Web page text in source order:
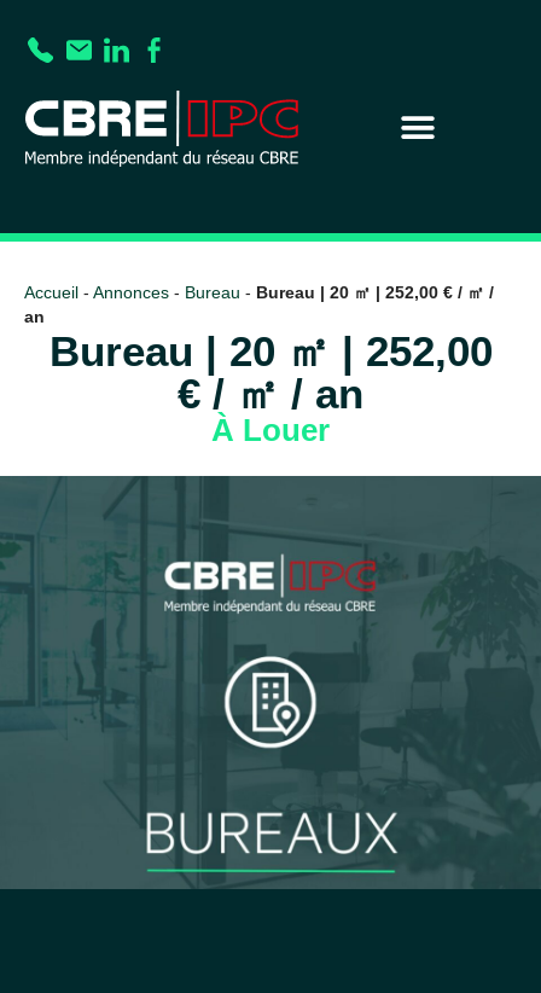
Accueil - Annonces - Bureau - Bureau | 20 ㎡ | 252,00 € / ㎡ /
an
Bureau | 20 ㎡ | 252,00
€ / ㎡ / an
À Louer